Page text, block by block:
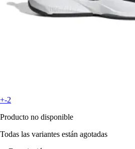
+-2
Producto no disponible
Todas las variantes están agotadas